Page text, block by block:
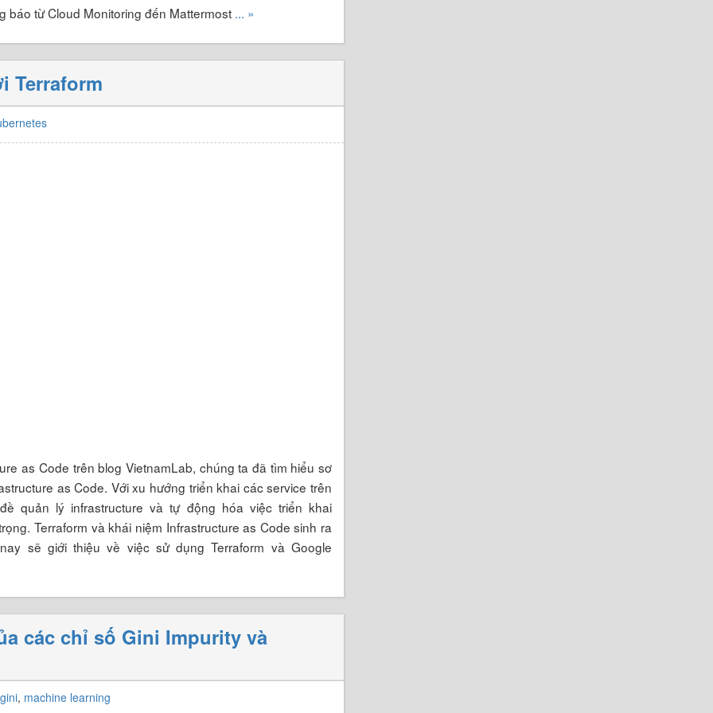
báo từ Cloud Monitoring đến Mattermost ... »
Terraform
as Code trên blog VietnamLab, chúng ta đã tìm hiểu sơ
as Code. Với xu hướng triển khai các service trên
quản lý infrastructure và tự động hóa việc triển khai
Terraform và khái niệm Infrastructure as Code sinh ra
sẽ giới thiệu về việc sử dụng Terraform và Google
các chỉ số Gini Impurity và
gini, machine learning